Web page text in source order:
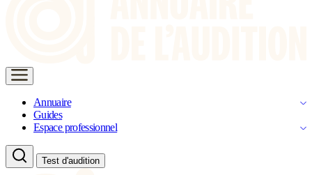
Annuaire
Guides
Espace professionnel
Test d'audition